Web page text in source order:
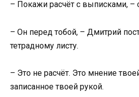
– Покажи расчёт с выписками, –
– Он перед тобой, – Дмитрий
тетрадному листу.
– Это не расчёт. Это мнение
записанное твоей рукой.